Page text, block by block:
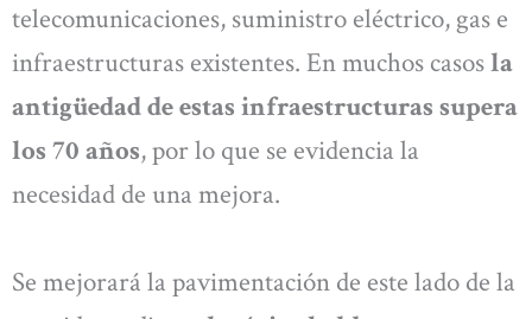
telecomunicaciones, suministro eléctrico, gas e
infraestructuras existentes. En muchos casosla
antigüedad de estas infraestructuras supera
los 70 años, por lo que se evidencia la
necesidad de una mejora.
Se mejorará la pavimentación de este lado de la